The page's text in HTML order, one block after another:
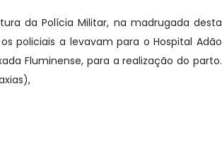
da Polícia Militar, na madrugada desta
policiais a levavam para o Hospital Adão
Fluminense, para a realização do parto.